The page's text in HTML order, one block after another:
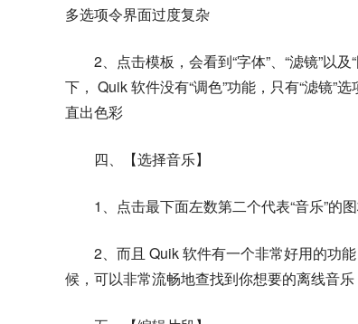
多选项令界面过度复杂
2、点击模板，会看到“字体”、“滤镜”以
下， Quik 软件没有“调色”功能，只有“滤镜”
直出色彩
四、【选择音乐】
1、点击最下面左数第二个代表“音乐”的
2、而且 Quik 软件有一个非常好用的功
候，可以非常流畅地查找到你想要的离线音乐